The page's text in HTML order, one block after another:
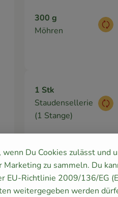
300 g
Möhren
1 Stk
Staudensellerie
(1 Stange)
2 EL
Tomatenmark
Du Cookies zulässt und
zu sammeln. Du
EU-Richtlinie 2009/136/EG
weitergegeben werden